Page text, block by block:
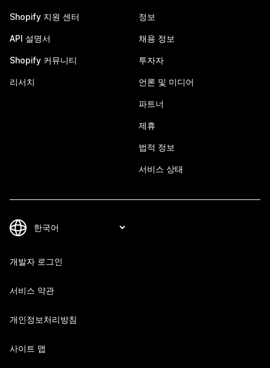
Shopify 지원 센터
API 설명서
Shopify 커뮤니티
리서치
정보
채용 정보
투자자
언론 및 미디어
파트너
제휴
법적 정보
서비스 상태
개발자 로그인
서비스 약관
개인정보처리방침
사이트 맵